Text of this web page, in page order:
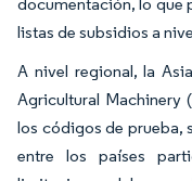
listas de subsidios a
A nivel regional, la
Agricultural Machinery
los códigos de prueba,
entre los países